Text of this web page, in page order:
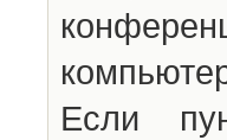
Если